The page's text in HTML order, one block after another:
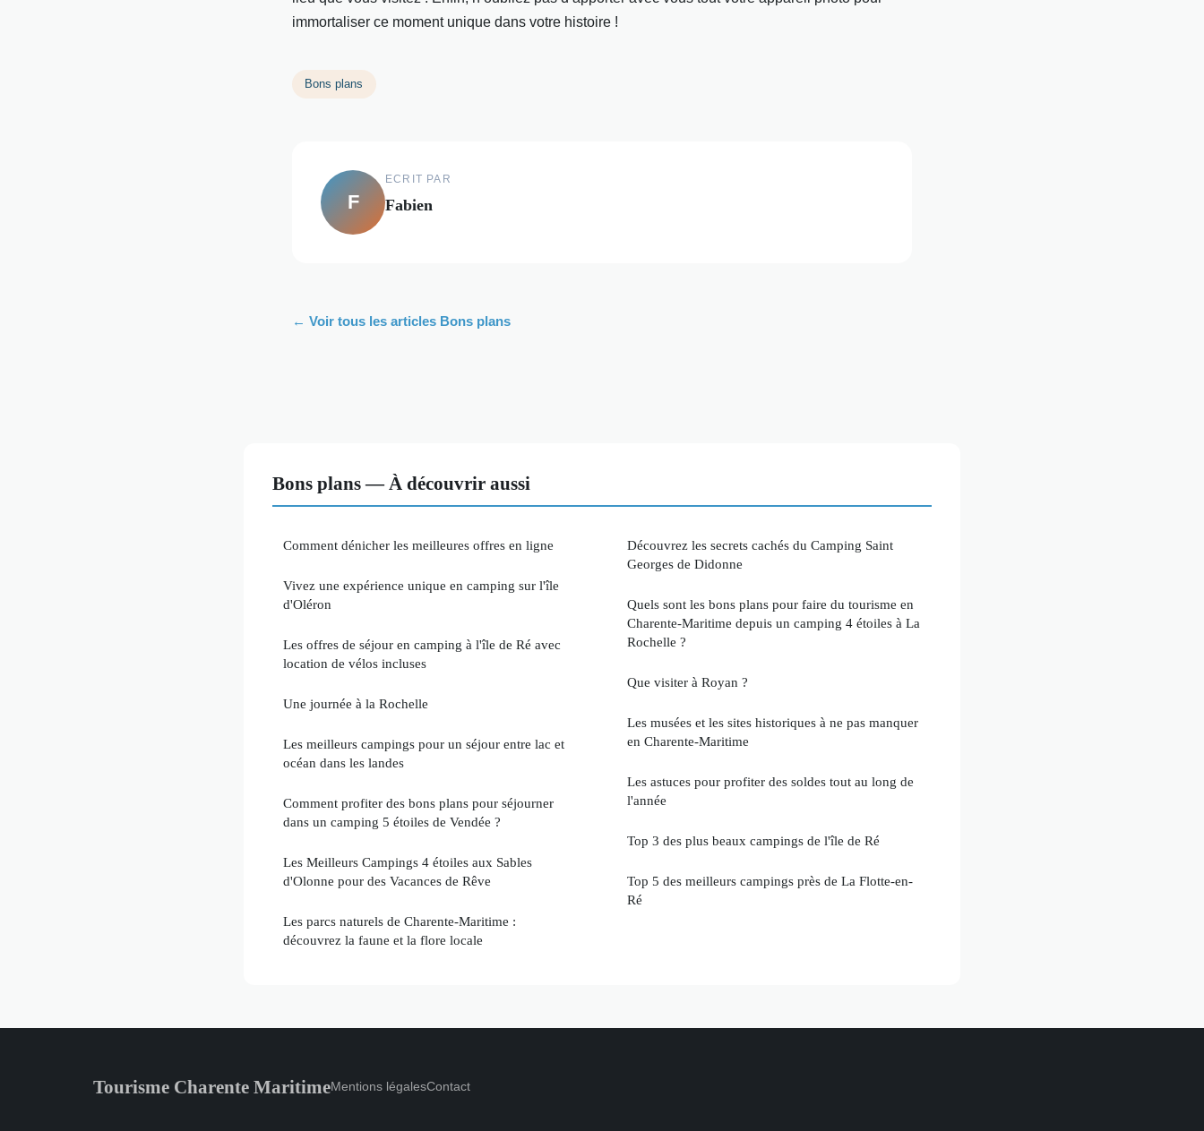
immortaliser ce moment unique dans votre histoire !
Bons plans
F
ECRIT PAR
Fabien
← Voir tous les articles Bons plans
Bons plans — À découvrir aussi
Comment dénicher les meilleures offres en ligne
Vivez une expérience unique en camping sur l'île
d'Oléron
Les offres de séjour en camping à l'île de Ré avec
location de vélos incluses
Une journée à la Rochelle
Les meilleurs campings pour un séjour entre lac et
océan dans les landes
Comment profiter des bons plans pour séjourner
dans un camping 5 étoiles de Vendée ?
Les Meilleurs Campings 4 étoiles aux Sables
d'Olonne pour des Vacances de Rêve
Les parcs naturels de Charente-Maritime :
découvrez la faune et la flore locale
Découvrez les secrets cachés du Camping Saint
Georges de Didonne
Quels sont les bons plans pour faire du tourisme en
Charente-Maritime depuis un camping 4 étoiles à La
Rochelle ?
Que visiter à Royan ?
Les musées et les sites historiques à ne pas manquer
en Charente-Maritime
Les astuces pour profiter des soldes tout au long de
l'année
Top 3 des plus beaux campings de l'île de Ré
Top 5 des meilleurs campings près de La Flotte-en-
Ré
Tourisme Charente MaritimeMentions légalesContact